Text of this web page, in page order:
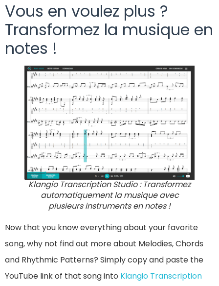
Vous en voulez plus ?
Transformez la musique en
notes !
Klangio Transcription Studio : Transformez
automatiquement la musique avec
plusieurs instruments en notes !
Now that you know everything about your favorite
song, why not find out more about Melodies, Chords
and Rhythmic Patterns? Simply copy and paste the
YouTube link of that song into Klangio Transcription